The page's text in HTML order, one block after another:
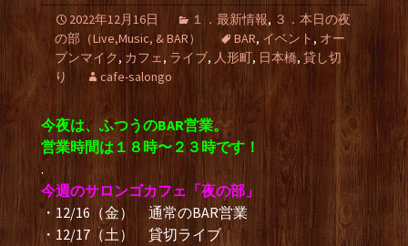
2022年12月16日 １．最新情報, ３．本日の夜
の部（Live,Music, & BAR）
BAR, イベント , オー
プンマイク, カフェ, ライブ, 人形町, 日本橋, 貸し切
り
cafe-salongo
今夜は、ふつうのBAR営業。
営業時間は１８時〜２３時です！
.
今週のサロンゴカフェ「夜の部」
・12/16（金） 通常のBAR営業
・12/17（土） 貸切ライブ